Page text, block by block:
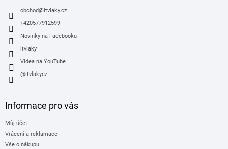
obchod@itvlaky.cz
+420577912599
Novinky na Facebooku
itvlaky
Videa na YouTube
@itvlakycz
Informace pro vás
Můj účet
Vrácení a reklamace
Vše o nákupu